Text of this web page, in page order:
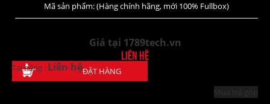
Mã sản phẩm: (Hàng chính hãng, mới 100% Fullbox)
Giá tại 1789tech.vn
Liên hệ
Tại hãng : Liên hệĐẶT HÀNG